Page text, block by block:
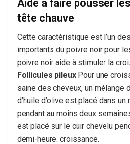
Aide à faire pousser
tête chauve
Cette caractéristique est l’un
importants du poivre noir pour
poivre noir aide à stimuler la
Follicules pileux Pour une
saine des cheveux, un mélange
d’huile d’olive est placé dans
pendant au moins deux
est placé sur le cuir chevelu
demi-heure. croissance.